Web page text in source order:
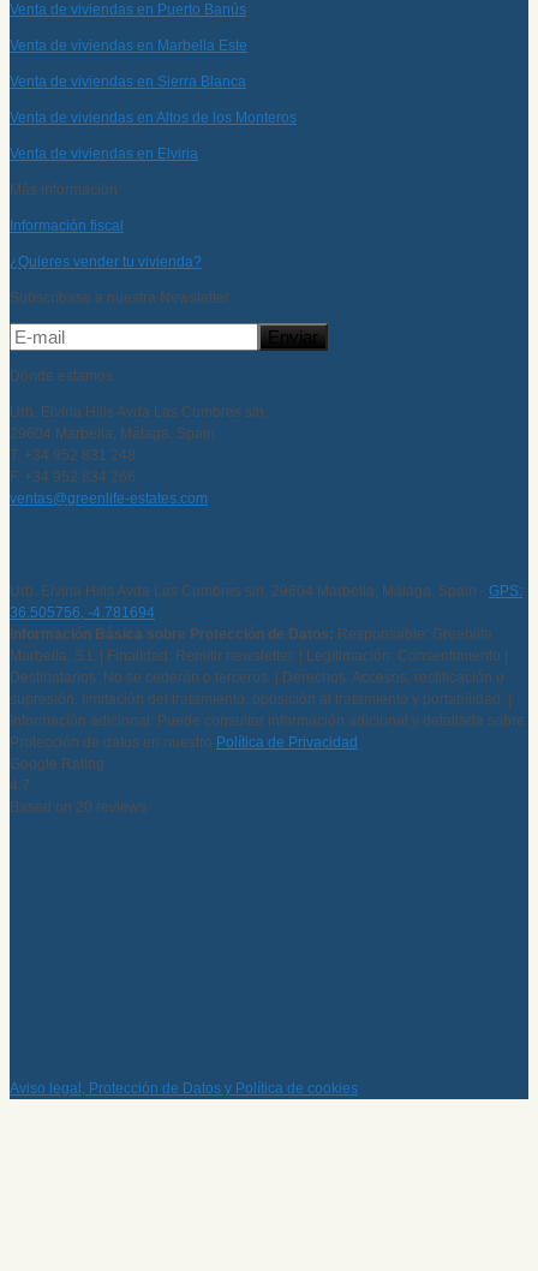
Venta de viviendas en Puerto Banús
Venta de viviendas en Marbella Este
Venta de viviendas en Sierra Blanca
Venta de viviendas en Altos de los Monteros
Venta de viviendas en Elviria
Más información
Información fiscal
¿Quieres vender tu vivienda?
Subscríbase a nuestra Newsletter
Dónde estamos
Urb. Elviria Hills Avda Las Cumbres s/n,
29604 Marbella, Málaga, Spain
T. +34 952 831 248
F. +34 952 834 266
ventas@greenlife-estates.com
Urb. Elviria Hills Avda Las Cumbres s/n, 29604 Marbella, Málaga, Spain - GPS:
36.505756, -4.781694
Información Básica sobre Protección de Datos: Responsable: Greenlife
Marbella, S.L | Finalidad: Remitir newsletter. | Legitimación: Consentimiento |
Destinatarios: No se cederán o terceros. | Derechos: Accesos, rectificación o
supresión, limitación del tratamiento, oposición al tratamiento y portabilidad. |
Información adicional: Puede consultar información adicional y detallada sobre
Protección de datos en nuestro Política de Privacidad
Google Rating
4.7
Based on 20 reviews
Aviso legal, Protección de Datos y Política de cookies